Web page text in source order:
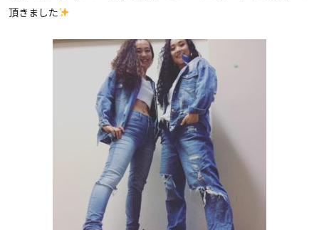
頂きました